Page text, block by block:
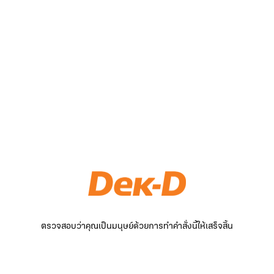
ตรวจสอบว่าคุณเป็นมนุษย์ด้วยการทำคำสั่งนี้ให้เสร็จสิ้น